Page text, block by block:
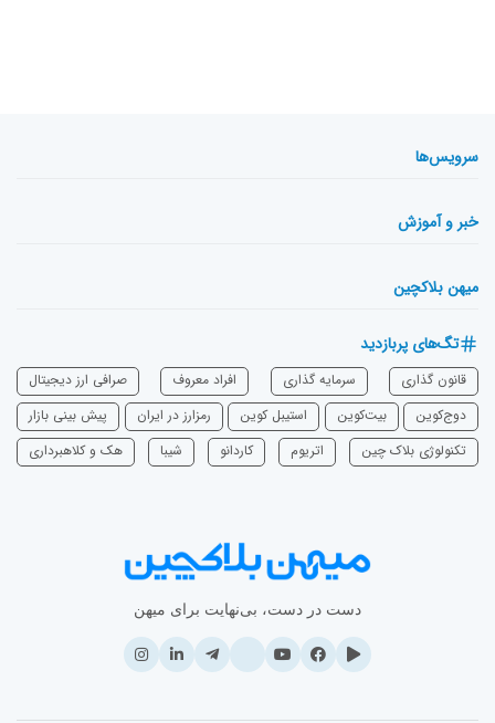
سرویس‌ها
خبر و آموزش
میهن بلاکچین
تگ‌های پربازدید
قانون گذاری سرمایه‌ گذاری افراد معروف
صرافی ارز دیجیتال
دوج‌کوین
بیت‌کوین استیبل کوین رمزارز در ایران
پیش بینی بازار
تکنولوژی بلاک چین
اتریوم ‌کاردانو شیبا هک و کلاهبرداری
دست در دست، بی‌نهایت برای میهن